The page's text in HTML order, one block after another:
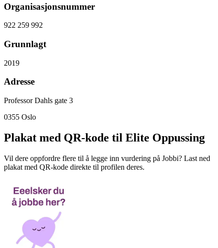
Organisasjonsnummer
922 259 992
Grunnlagt
2019
Adresse
Professor Dahls gate 3
0355 Oslo
Plakat med QR-kode til Elite Oppussing
Vil dere oppfordre flere til å legge inn vurdering på Jobbi? Last ned
plakat med QR-kode direkte til profilen deres.